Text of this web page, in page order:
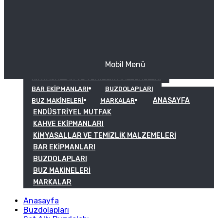
KIMYASALLAR VE TEMIZLIK MALZEMELERI
BAR EKIPMANLARI
BUZDOLAPLARI
BUZ MAKINELERI
MARKALAR
Mobil Menü
ANASAYFA
ENDÜSTRIYEL MUTFAK
KAHVE EKIPMANLARI
KIMYASALLAR VE TEMIZLIK MALZEMELERI
BAR EKIPMANLARI
BUZDOLAPLARI
BUZ MAKINELERI
MARKALAR
Anasayfa
Buzdolapları